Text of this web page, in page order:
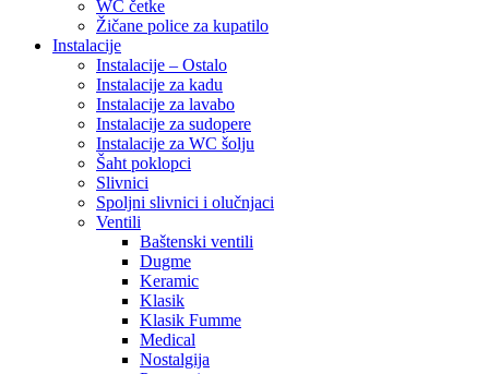
WC četke
Žičane police za kupatilo
Instalacije
Instalacije – Ostalo
Instalacije za kadu
Instalacije za lavabo
Instalacije za sudopere
Instalacije za WC šolju
Šaht poklopci
Slivnici
Spoljni slivnici i olučnjaci
Ventili
Baštenski ventili
Dugme
Keramic
Klasik
Klasik Fumme
Medical
Nostalgija